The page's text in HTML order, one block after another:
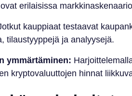
erilaisissa
kauppiaat testaavat
tilaustyyppejä ja analyysejä.
ymmärtäminen:
kryptovaluuttojen hinnat